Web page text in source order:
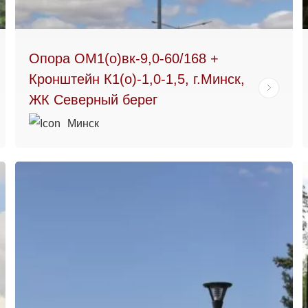
Опора ОМ1(о)вк-9,0-60/168 +
Кронштейн К1(о)-1,0-1,5, г.Минск,
ЖК Северный берег
Минск